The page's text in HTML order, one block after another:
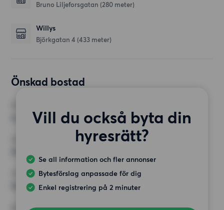
Bruno Liljeforsgatan (280 meter)
Willys
Björkgatan 4 (433 meter)
Önskad bostad
Vill du också byta din
hyresrätt?
Se all information och fler annonser
Bytesförslag anpassade för dig
Enkel registrering på 2 minuter
MINST ANTAL KVADRATMETER
HÖGSTA HYRA
13 000 kr